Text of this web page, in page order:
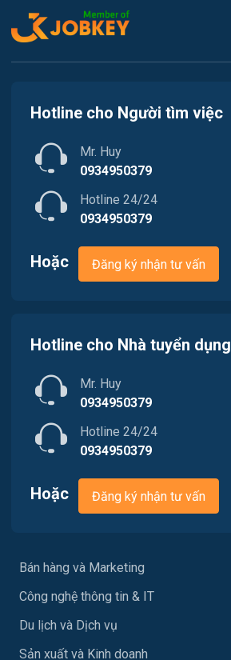
Mỹ thuật / Kiến trúc / Thiết kế
Nội ngoại thất
Trung Tâm Tiếng Anh
Truyền Hình / Quảng Cáo Marketing
Tài chính / Đầu tư
Tư vấn / Chăm Sóc Khách Hàng
Vận chuyển / Giao nhận / Kho vận
Y tế / Chăm sóc sức khỏe
May mặc
Lễ tân
Việc làm Phường Hương An
Việc làm Phường Hóa Châu
Việc làm Phường Dương Nỗ
Hotline cho Người tìm việc
Mr. Huy
0934950379
Hotline 24/24
0934950379
Hoặc Đăng ký nhận tư vấn
Hotline cho Nhà tuyển dụng
Mr. Huy
0934950379
Hotline 24/24
0934950379
Hoặc Đăng ký nhận tư vấn
Bán hàng và Marketing
Công nghệ thông tin & IT
Du lịch và Dịch vụ
Sản xuất và Kinh doanh